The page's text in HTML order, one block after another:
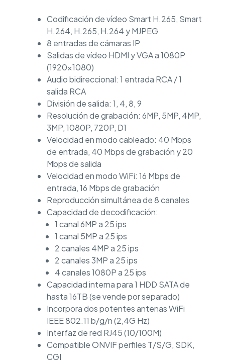
Codificación de vídeo Smart H.265, Smart
H.264, H.265, H.264 y MJPEG
8 entradas de cámaras IP
Salidas de vídeo HDMI y VGA a 1080P
(1920×1080)
Audio bidireccional: 1 entrada RCA / 1
salida RCA
División de salida: 1, 4, 8, 9
Resolución de grabación: 6MP, 5MP, 4MP,
3MP, 1080P, 720P, D1
Velocidad en modo cableado: 40 Mbps
de entrada, 40 Mbps de grabación y 20
Mbps de salida
Velocidad en modo WiFi: 16 Mbps de
entrada, 16 Mbps de grabación
Reproducción simultánea de 8 canales
Capacidad de decodificación:
1 canal 6MP a 25 ips
1 canal 5MP a 25 ips
2 canales 4MP a 25 ips
2 canales 3MP a 25 ips
4 canales 1080P a 25 ips
Capacidad interna para 1 HDD SATA de
hasta 16TB (se vende por separado)
Incorpora dos potentes antenas WiFi
IEEE 802.11 b/g/n (2,4G Hz)
Interfaz de red RJ45 (10/100M)
Compatible ONVIF perfiles T/S/G, SDK,
CGI